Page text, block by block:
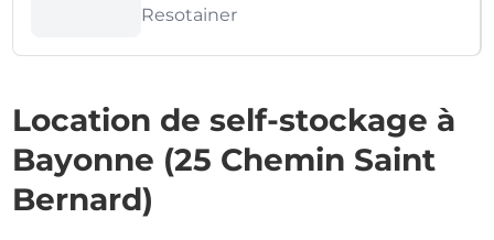
Resotainer
Location de self-stockage à
Bayonne (25 Chemin Saint
Bernard)